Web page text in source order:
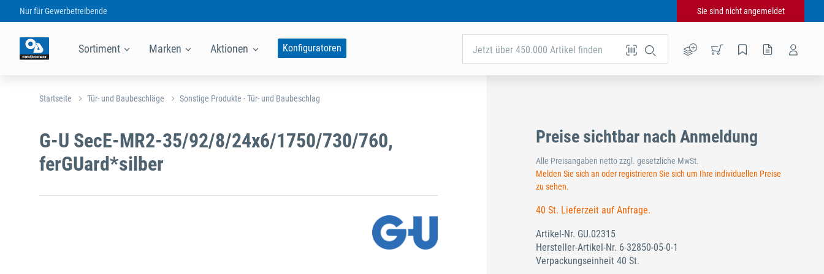
Nur fürGewerbetreibende Sie sind nicht angemeldet
Sortiment Marken Aktionen Konfiguratoren Jetzt über 450.000 Artikel finden
Startseite Tür- und Baubeschläge Sonstige Produkte - Tür- und Baubeschlag
G-U SecE-MR2-35/92/8/24x6/1750/730/760,
ferGUard*silber
Preise sichtbar nach Anmeldung
Alle Preisangaben netto zzgl. gesetzliche MwSt.
Melden Sie sich an oder registrieren Sie sich um Ihre individuellen Preise
zu sehen.
40 St. Lieferzeit auf Anfrage.
Artikel-Nr. GU.02315
Hersteller-Artikel-Nr. 6-32850-05-0-1
Verpackungseinheit 40 St.